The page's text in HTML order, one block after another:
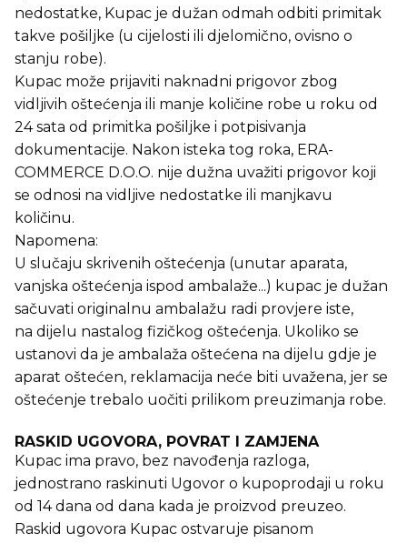
nedostatke, Kupac je dužan odmah odbiti primitak
takve pošiljke (u cijelosti ili djelomično, ovisno o
stanju robe).
Kupac može prijaviti naknadni prigovor zbog
vidljivih oštećenja ili manje količine robe u roku od
24 sata od primitka pošiljke i potpisivanja
dokumentacije. Nakon isteka tog roka, ERA-
COMMERCE D.O.O. nije dužna uvažiti prigovor koji
se odnosi na vidljive nedostatke ili manjkavu
količinu.
Napomena:
U slučaju skrivenih oštećenja (unutar aparata,
vanjska oštećenja ispod ambalaže...) kupac je dužan
sačuvati originalnu ambalažu radi provjere iste,
na dijelu nastalog fizičkog oštećenja. Ukoliko se
ustanovi da je ambalaža oštećena na dijelu gdje je
aparat oštećen, reklamacija neće biti uvažena, jer se
oštećenje trebalo uočiti prilikom preuzimanja robe.
RASKID UGOVORA, POVRAT I ZAMJENA
Kupac ima pravo, bez navođenja razloga,
jednostrano raskinuti Ugovor o kupoprodaji u roku
od 14 dana od dana kada je proizvod preuzeo.
Raskid ugovora Kupac ostvaruje pisanom